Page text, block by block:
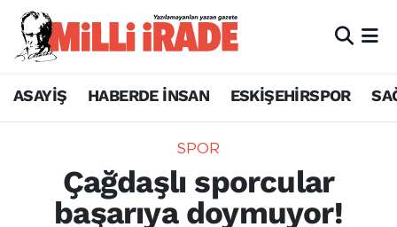
ASAYİŞ HABERDE İNSAN ESKİŞEHİRSPOR
SPOR
Çağdaşlı sporcular
başarıya doymuyor!